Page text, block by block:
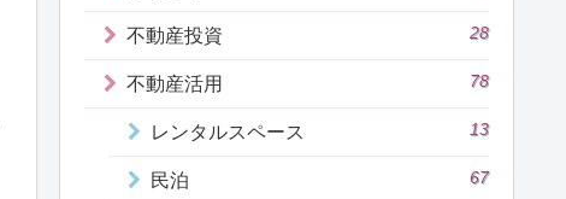
不動産投資 28
不動産活用 78
レンタルスペース 13
民泊 67